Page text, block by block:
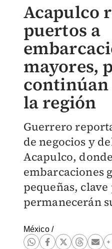
Acapulco
puertos a
mayores,
la región
Guerrero
de negocios y
Acapulco,
embarcaciones
pequeñas,
permanecerán
México/